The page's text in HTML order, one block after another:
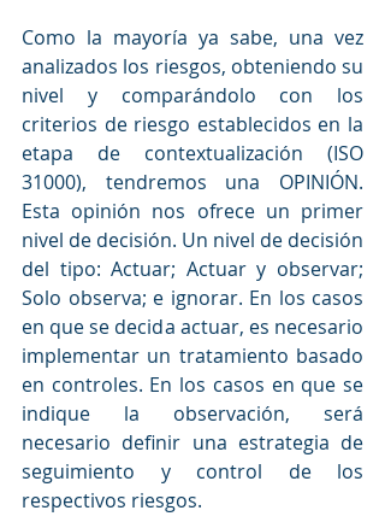
Como la mayoría ya sabe, una vez
analizados los riesgos, obteniendo su
nivel y comparándolo con los
criterios de riesgo establecidos en la
etapa de contextualización (ISO
31000), tendremos una OPINIÓN.
Esta opinión nos ofrece un primer
nivel de decisión. Un nivel de decisión
del tipo: Actuar; Actuar y observar;
Solo observa; e ignorar. En los casos
en que se decida actuar, es necesario
implementar un tratamiento basado
en controles. En los casos en que se
indique la observación, será
necesario definir una estrategia de
seguimiento y control de los
respectivos riesgos.